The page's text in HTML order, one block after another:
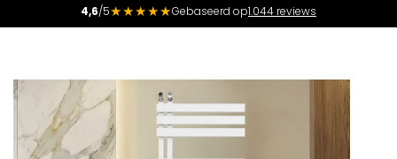
4,6/5★★★★★Gebaseerd op1.044 reviews